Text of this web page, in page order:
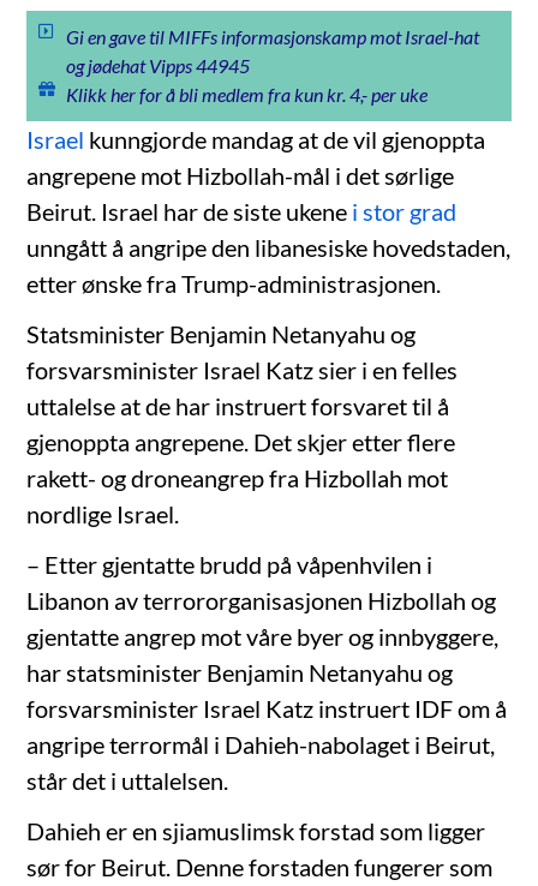
Gi en gave til MIFFs informasjonskamp mot Israel-hat
og jødehat Vipps 44945
Klikk her for å bli medlem fra kun kr. 4,- per uke
Israel kunngjorde mandag at de vil gjenoppta
angrepene mot Hizbollah-mål i det sørlige
Beirut. Israel har de siste ukene i stor grad
unngått å angripe den libanesiske hovedstaden,
etter ønske fra Trump-administrasjonen.
Statsminister Benjamin Netanyahu og
forsvarsminister Israel Katz sier i en felles
uttalelse at de har instruert forsvaret til å
gjenoppta angrepene. Det skjer etter flere
rakett- og droneangrep fra Hizbollah mot
nordlige Israel.
– Etter gjentatte brudd på våpenhvilen i
Libanon av terrororganisasjonen Hizbollah og
gjentatte angrep mot våre byer og innbyggere,
har statsminister Benjamin Netanyahu og
forsvarsminister Israel Katz instruert IDF om å
angripe terrormål i Dahieh-nabolaget i Beirut,
står det i uttalelsen.
Dahieh er en sjiamuslimsk forstad som ligger
sør for Beirut. Denne forstaden fungerer som